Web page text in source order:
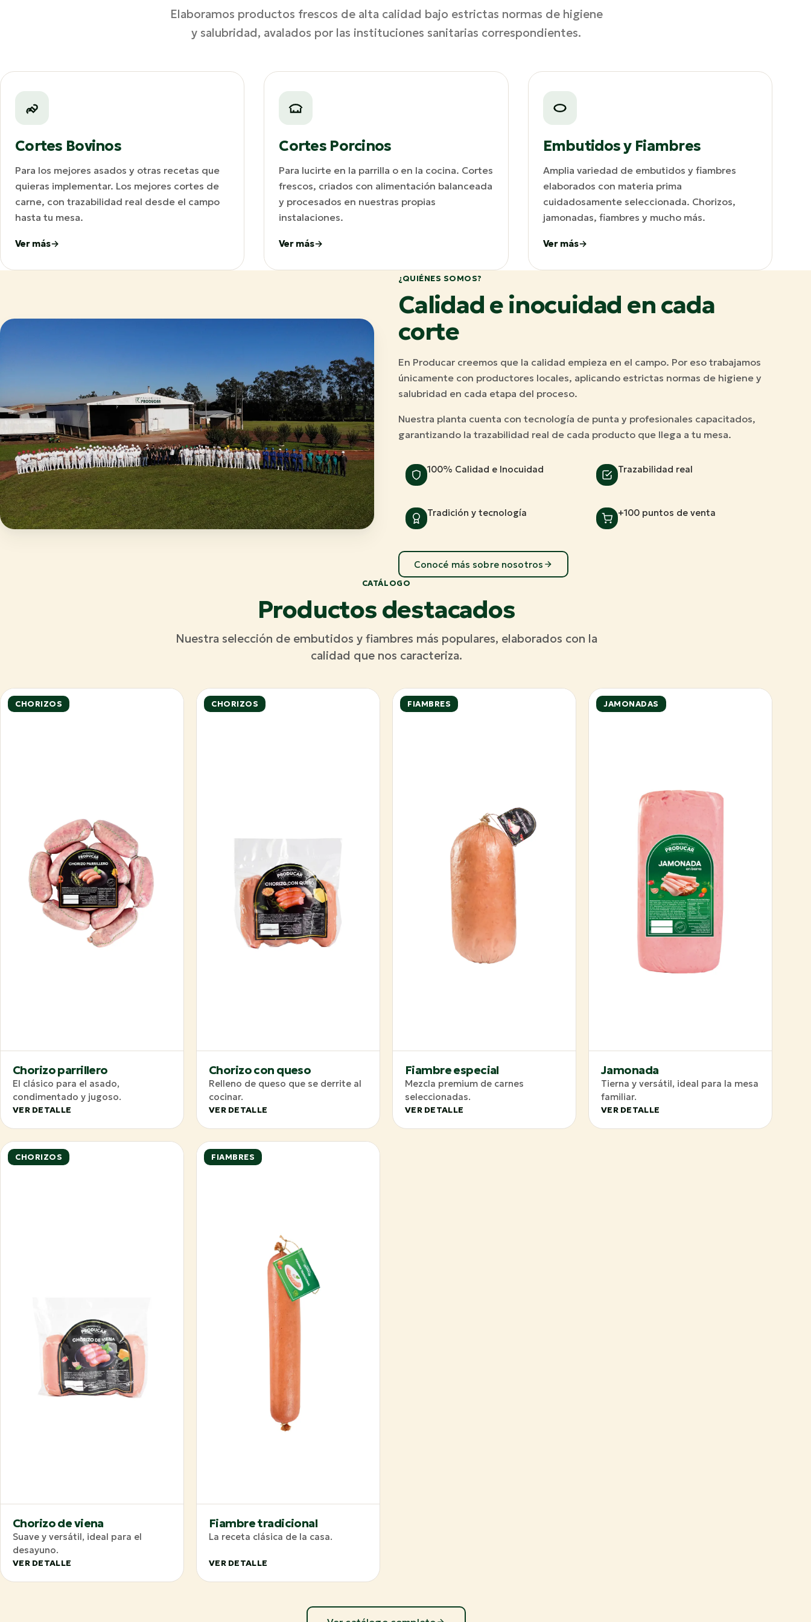
Elaboramos productos frescos de alta calidad bajo estrictas normas de higiene
y salubridad, avalados por las instituciones sanitarias correspondientes.
Cortes Bovinos
Para los mejores asados y otras recetas que
quieras implementar. Los mejores cortes de
carne, con trazabilidad real desde el campo
hasta tu mesa.
Ver más
Cortes Porcinos
Para lucirte en la parrilla o en la cocina. Cortes
frescos, criados con alimentación balanceada
y procesados en nuestras propias
instalaciones.
Ver más
Embutidos y Fiambres
Amplia variedad de embutidos y fiambres
elaborados con materia prima
cuidadosamente seleccionada. Chorizos,
jamonadas, fiambres y mucho más.
Ver más
¿QUIÉNES SOMOS?
Calidad e inocuidad en cada
corte
En Producar creemos que la calidad empieza en el campo. Por eso trabajamos
únicamente con productores locales, aplicando estrictas normas de higiene y
salubridad en cada etapa del proceso.
Nuestra planta cuenta con tecnología de punta y profesionales capacitados,
garantizando la trazabilidad real de cada producto que llega a tu mesa.
100% Calidad e Inocuidad Trazabilidad real
Tradición y tecnología +100 puntos de venta
Conocé más sobre nosotros
CATÁLOGO
Productos destacados
Nuestra selección de embutidos y fiambres más populares, elaborados con la
calidad que nos caracteriza.
CHORIZOS
Chorizo parrillero
El clásico para el asado,
condimentado y jugoso.
VER DETALLE
CHORIZOS
Chorizo con queso
Relleno de queso que se derrite al
cocinar.
VER DETALLE
FIAMBRES
Fiambre especial
Mezcla premium de carnes
seleccionadas.
VER DETALLE
JAMONADAS
Jamonada
Tierna y versátil, ideal para la mesa
familiar.
VER DETALLE
CHORIZOS
Chorizo de viena
Suave y versátil, ideal para el
desayuno.
VER DETALLE
FIAMBRES
Fiambre tradicional
La receta clásica de la casa.
VER DETALLE